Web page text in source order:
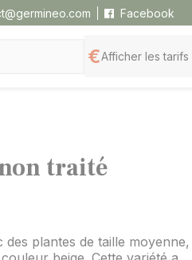
Facebook
Afficher les tarifs
traité
plantes de taille moyenne,